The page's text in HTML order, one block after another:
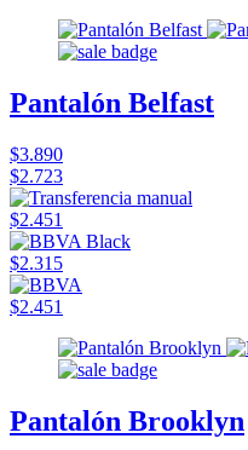
Pantalón Belfast
$3.890
$2.723
$2.451
$2.315
$2.451
Pantalón Brooklyn